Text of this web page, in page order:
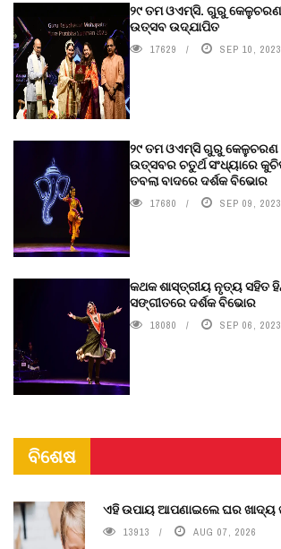
୨୯ ତମ ଓଏମ୍‌ସି. ଗୁରୁ କେଳୁଚରଣ
ଉତ୍ସବ ଉଦ୍‍ଯାପିତ
17629 SEP 10, 2023
୨୯ ତମ ଓଏମ୍‌ସି ଗୁରୁ କେଳୁଚରଣ
ଉତ୍ସବର ଚତୁର୍ଥ ସଂଧ୍ୟାରେ
ତବଲା ବାଦରେ ଦର୍ଶକ ବିଭୋର
17680 SEP 09, 2023
କଥକ ଶାସ୍ତ୍ରୀୟ ନୃତ୍ୟ ସହିତ
ସଙ୍ଗୀତରେ ଦର୍ଶକ ବିଭୋର
18080 SEP 06, 2023
ବିଶେଷ
ଏହି ଉପାୟ ଆପଣାଇଲେ ଘର ଖାଦ୍ୟ
13913 AUG 07, 2026